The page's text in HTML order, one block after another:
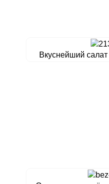
Вкуснейший